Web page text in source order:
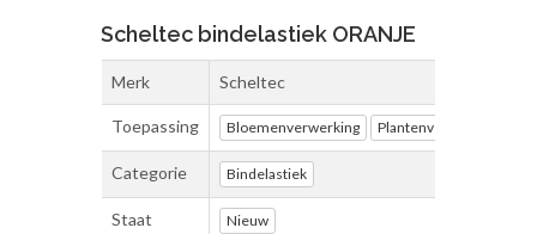
Scheltec bindelastiek ORANJE
Merk Scheltec
Toepassing Bloemenverwerking Plantenverwerking
Categorie Bindelastiek
Staat Nieuw